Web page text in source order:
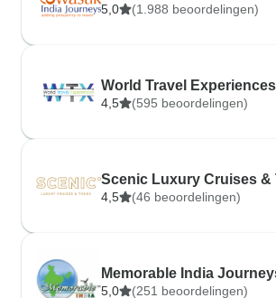
5,0 (1.988 beoordelingen)
World Travel Experiences
4,5 (595 beoordelingen)
Scenic Luxury Cruises &
4,5 (46 beoordelingen)
Memorable India
5,0 (251 beoordelingen)